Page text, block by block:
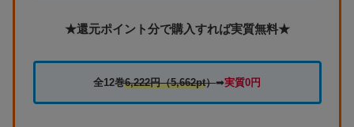
★還元ポイント分で購入すれば実質無料★
全12巻6,222円（5,662pt）➡実質0円